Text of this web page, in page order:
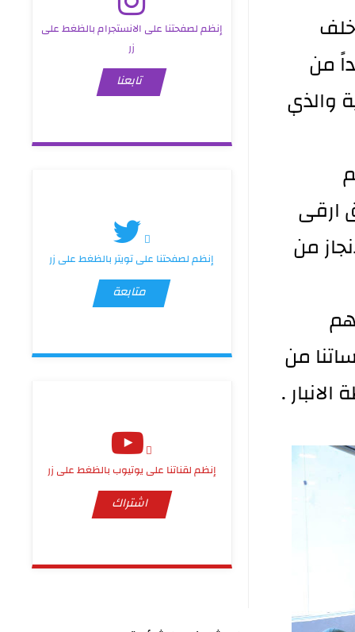
وفداً من
والذي
ارقى
من
من
.
إنظم لصفحتنا على الانستجرام بالظغط على
زر
تابعنا
إنظم لصفحتنا على تويتر بالظغط على زر
متابعة
إنظم لقناتنا على يوتيوب بالظغط على زر
اشتراك